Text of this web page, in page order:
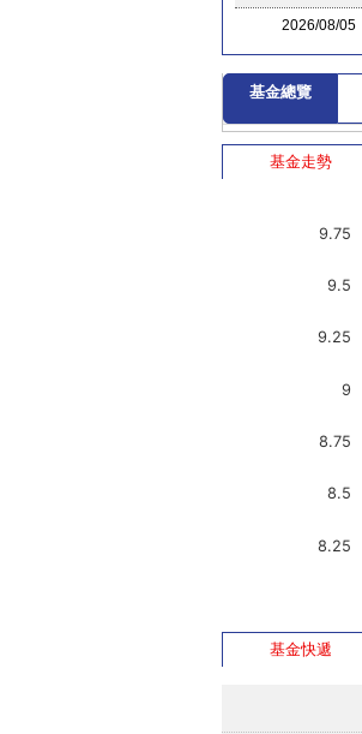
2026/08/05
基金總覽
基金走勢
8.25
8.5
8.75
9
9.25
9.5
9.75
基金快遞